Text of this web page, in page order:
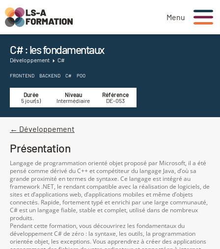
Menu
C# : les fondamentaux
Développement C#
FRONTEND BACKEND C# POO
Durée
5 jour(s)
Niveau
Intermédiaire
Référence
DE-053
← Développement
Présentation
Langage de programmation orienté objet proposé par Microsoft, il a été
pensé comme dérivé du C++ et compétiteur du langage Java, d’où sa
grande proximité en termes de syntaxe. Ce langage est intégré au
framework .NET, le rendant compatible avec la réalisation de logiciels, de
sites et d’applications web, d’applications mobiles et même d’objets
connectés. Rapide, fortement typé et enrichi par une large communauté,
C# est un langage fiable, stable et complet, utilisé dans de nombreux
produits.
Pendant cette formation, vous découvrirez les fondamentaux du
développement C# de zéro : la syntaxe, les outils, la programmation
orientée objet, les exceptions. Vous apprendrez à créer des applications